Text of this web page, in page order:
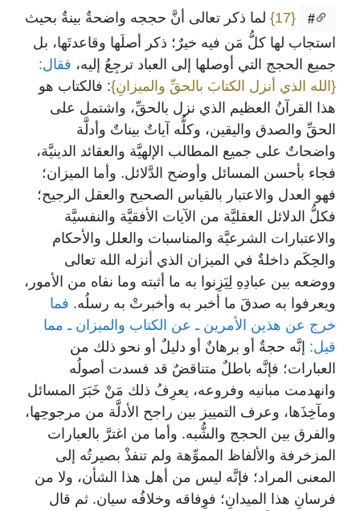
#
{17}
لما ذكر تعالى أنَّ حججه واضحةٌ بينةٌ بحيث
استجاب لها كلُّ مَن فيه خيرٌ؛ ذكر أصلَها وقاعدتَها، بل
جميع الحجج التي أوصلها إلى العباد ترجِعُ إليه، فقال:
{الله الذي أنزل الكتابَ بالحقِّ والميزانِ}: فالكتاب هو
هذا القرآنُ العظيم الذي نزل بالحقِّ، واشتمل على
الحقِّ والصدق واليقين، وكلُّه آياتٌ بيناتٌ وأدلَّة
واضحاتٌ على جميع المطالب الإلهيَّة والعقائد الدينيَّة،
فجاء بأحسن المسائل وأوضح الدَّلائل. وأما الميزان؛
فهو العدل والاعتبار بالقياس الصحيح والعقل الرجيح؛
فكلُّ الدلائل العقليَّة من الآيات الأفقيَّة والنفسيَّة
والاعتبارات الشرعيَّة والمناسبات والعلل والأحكام
والحِكَم داخلةٌ في الميزان الذي أنزله الله تعالى
ووضعه بين عبادِهِ لِيَزِنوا به ما أثبته وما نفاه من الأمور،
ويعرفوا به صدقَ ما أخبر به وأخبرتْ به رسلُه. فما
خرج عن هذين الأمرين ـ عن الكتاب والميزان ـ مما
قيل: إنَّه حجةٌ أو برهانٌ أو دليلٌ أو نحو ذلك من
العبارات؛ فإنَّه باطلٌ متناقضٌ قد فسدت أصولُه
وانهدمت مبانيه وفروعه، يعرِفُ ذلك مَنْ خَبَرَ المسائل
ومآخِذَها، وعرف التمييز بين راجح الأدلَّة من مرجوحِها،
والفرق بين الحجج والشُّبه. وأما من اغترَّ بالعبارات
المزخرفة والألفاظ المموِّهة ولم تنفذْ بصيرتُه إلى
المعنى المراد؛ فإنَّه ليس من أهل هذا الشأن، ولا من
فرسانِ هذا الميدانِ؛ فوِفاقه وخلافُه سيان. ثم قال